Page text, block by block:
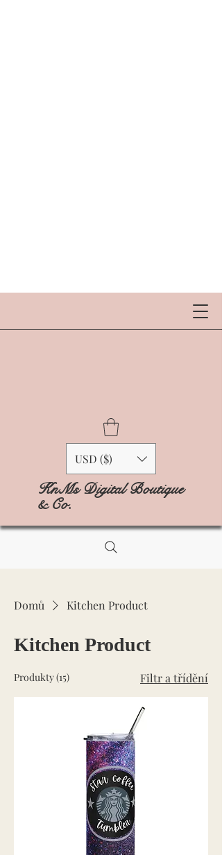
USD ($)
KnMs Digital Boutique
& Co.
Domů Kitchen Product
Kitchen Product
Produkty (15) Filtr a třídění